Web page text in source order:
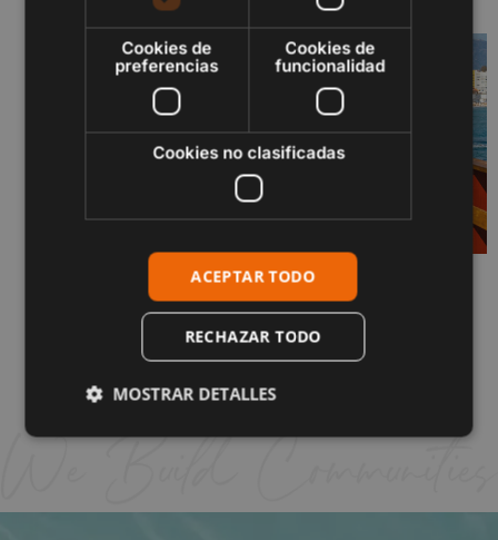
¿Cómo es realmente vivir en La Cala de
Mijas? Guía completa
Sigue leyendo "
Cookies de
preferencias
Cookies de
funcionalidad
Cookies no clasificadas
ACEPTAR TODO
RECHAZAR TODO
MOSTRAR DETALLES